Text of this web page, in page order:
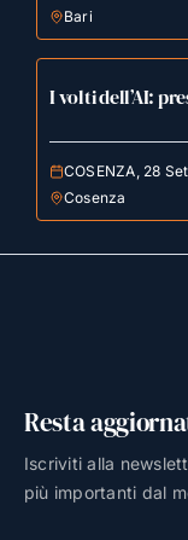
Bari
I volti dell’AI:
COSENZA, 28
Cosenza
Resta
Iscriviti alla
più importanti dal